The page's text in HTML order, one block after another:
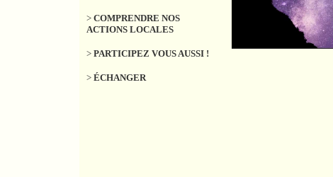
> COMPRENDRE NOS
ACTIONS LOCALES
> PARTICIPEZ VOUS AUSSI !
> ÉCHANGER